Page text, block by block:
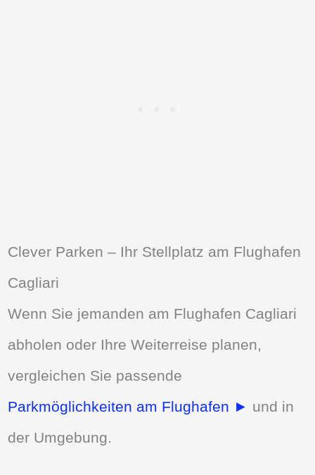
Clever Parken – Ihr Stellplatz am Flughafen
Cagliari
Wenn Sie jemanden am Flughafen Cagliari
abholen oder Ihre Weiterreise planen,
vergleichen Sie passende
Parkmöglichkeiten am Flughafen ► und in
der Umgebung.